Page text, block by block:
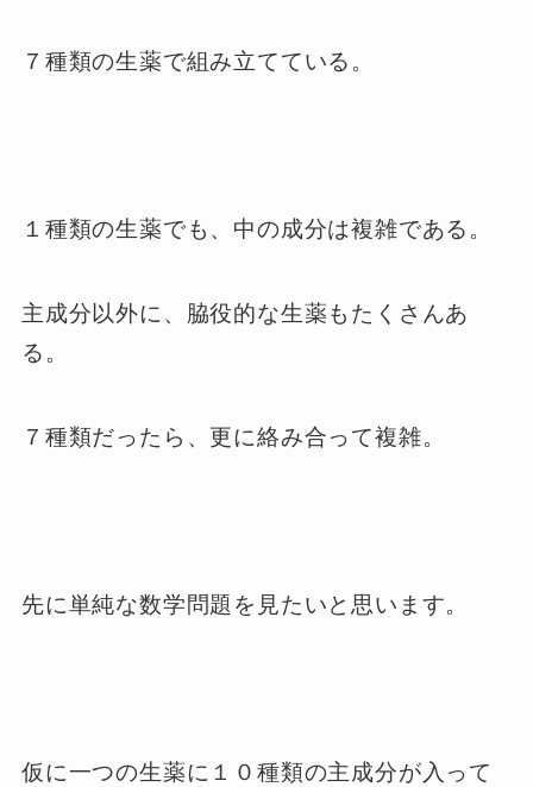
７種類の生薬で組み立てている。
１種類の生薬でも、中の成分は複雑である。
主成分以外に、脇役的な生薬もたくさんあ
る。
７種類だったら、更に絡み合って複雑。
先に単純な数学問題を見たいと思います。
仮に一つの生薬に１０種類の主成分が入って